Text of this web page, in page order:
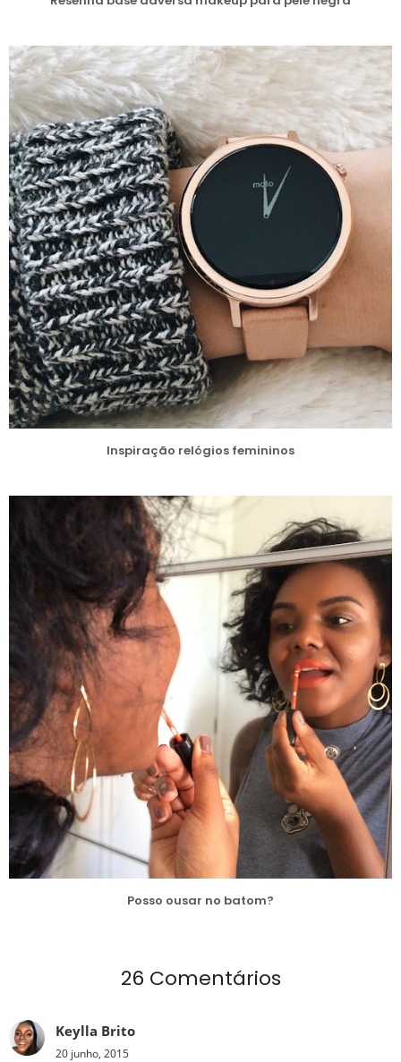
Inspiração relógios femininos
Posso ousar no batom?
26 Comentários
Keylla Brito
20 junho, 2015